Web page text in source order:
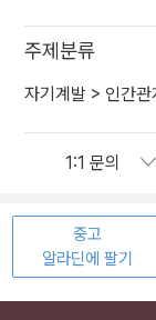
주제분류
자기계발 > 인간관
중고
알라딘에 팔기